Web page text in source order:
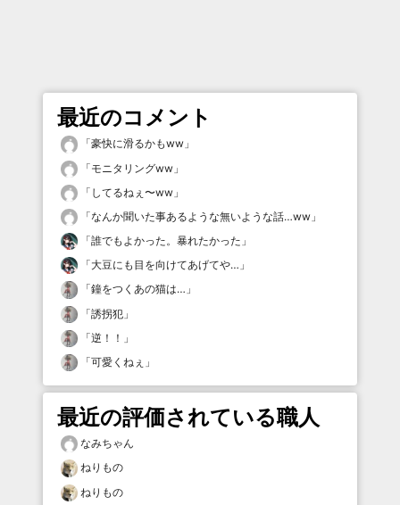
最近のコメント
「豪快に滑るかもww 」
「モニタリングww 」
「 してるねぇ〜ww 」
「なんか聞いた事あるような無いような話…ww 」
「誰でもよかった。暴れたかった 」
「大豆にも目を向けてあげてや… 」
「鐘をつくあの猫は… 」
「誘拐犯 」
「逆！！ 」
「可愛くねぇ 」
最近の評価されている職人
なみちゃん
ねりもの
ねりもの